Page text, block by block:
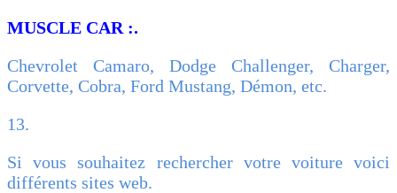
MUSCLE CAR :.
Chevrolet Camaro, Dodge Challenger, Charger,
Corvette, Cobra, Ford Mustang, Démon, etc.
13.
Si vous souhaitez rechercher votre voiture voici
différents sites web.